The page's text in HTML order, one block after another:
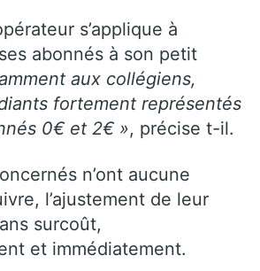
s’applique à
abonnés à son petit
aux collégiens,
fortement représentés
0€ et 2€ », précise t-il.
n’ont aucune
l’ajustement de leur
surcoût,
et immédiatement.